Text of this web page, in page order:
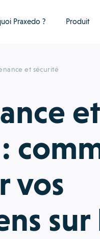
Praxedo ? Produit
et sécurité
et
vos
sur